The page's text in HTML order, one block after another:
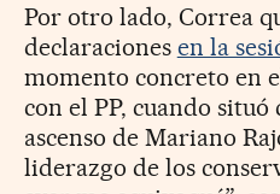
Por otro lado, Correa
declaraciones en la
momento concreto en
con el PP, cuando
ascenso de Mariano
liderazgo de los